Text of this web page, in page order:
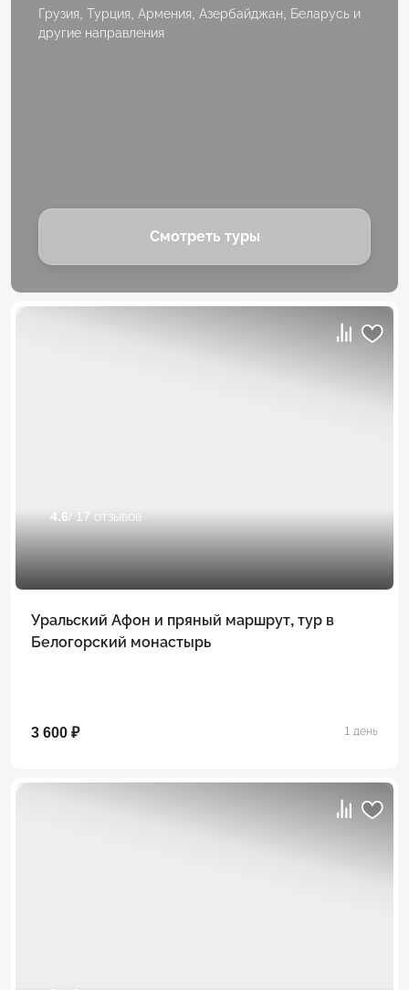
Грузия, Турция, Армения, Азербайджан, Беларусь и
другие направления
Смотреть туры
4.6/ 17 отзывов
Уральский Афон и пряный маршрут, тур в
Белогорский монастырь
3 600 ₽ 1 день